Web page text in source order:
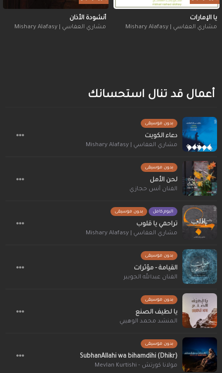
يا الإمارات
مشاري العفاسي | Mishary Alafasy
أنشودة الأذان
مشاري العفاسي | Mishary Alafasy
أعمال قد تنال استحسانك
بدون موسيقى
دعاء الكويت
مشاري العفاسي | Mishary Alafasy
بدون موسيقى
لحن الأمل
الفنان أنس حجازي
البوم كامل بدون موسيقى
تراحمي يا قلوب
مشاري العفاسي | Mishary Alafasy
بدون موسيقى
القيامة - مؤثرات
الفنان عبدالله الجويبر
بدون موسيقى
يا لطيف الصنع
المنشد محمد الوهيبي
بدون موسيقى
SubhanAllahi wa bihamdihi (Dhikr)
مولانا كورتش - Mevlan Kurtishi